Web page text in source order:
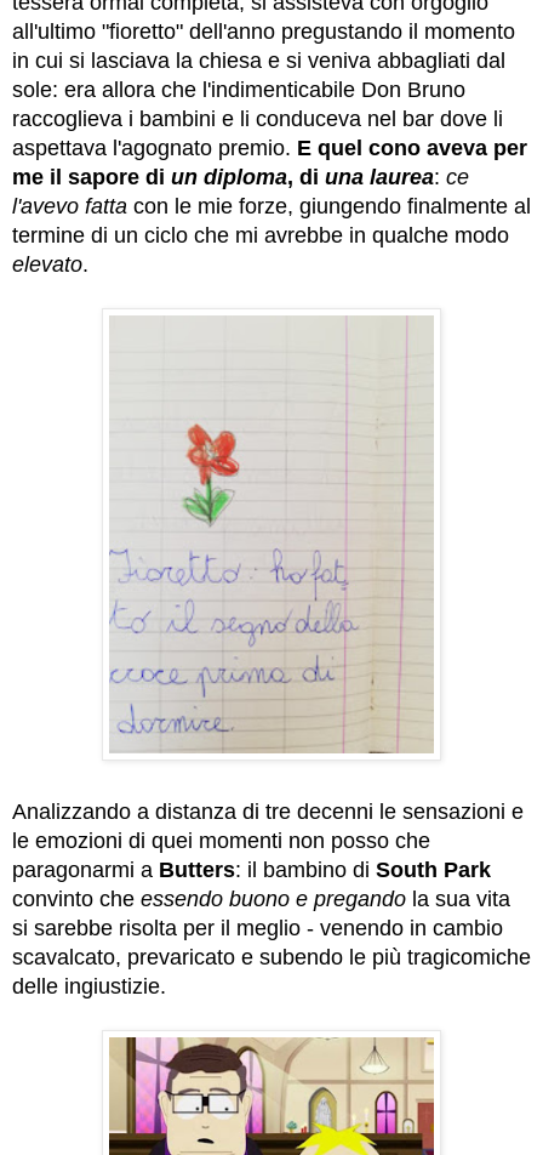
all'ultimo "fioretto" dell'anno pregustando il momento
in cui si lasciava la chiesa e si veniva abbagliati dal
sole: era allora che l'indimenticabile Don Bruno
raccoglieva i bambini e li conduceva nel bar dove li
aspettava l'agognato premio. E quel cono aveva per
me il sapore di un diploma, di una laurea: ce
l'avevo fatta con le mie forze, giungendo finalmente al
termine di un ciclo che mi avrebbe in qualche modo
elevato.
Analizzando a distanza di tre decenni le sensazioni e
le emozioni di quei momenti non posso che
paragonarmi a Butters: il bambino di South Park
convinto che essendo buono e pregando la sua vita
si sarebbe risolta per il meglio - venendo in cambio
scavalcato, prevaricato e subendo le più tragicomiche
delle ingiustizie.